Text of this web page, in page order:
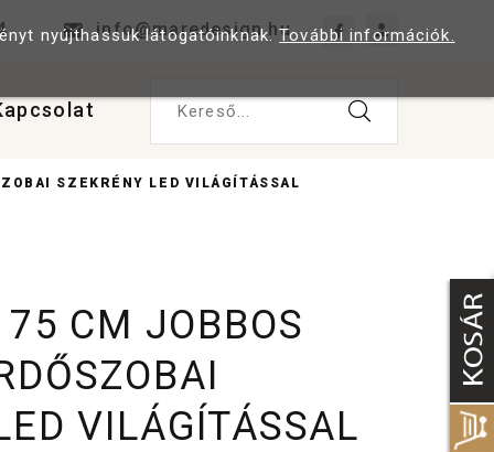
info@maredesign.hu
Kereső...
SZEKRÉNY LED VILÁGÍTÁSSAL
CM JOBBOS
VILÁGÍTÁSSAL
nyújthassuk látogatóinknak.További információk.